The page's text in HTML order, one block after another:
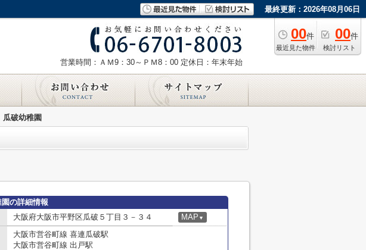
最終更新：2026年08月06日
00件
最近見た物件
00件
検討リスト
営業時間：ＡＭ9：30～ＰＭ8：00 定休日：年末年始
瓜破幼稚園
の詳細情報
大阪府大阪市平野区瓜破５丁目３－３４ MAP ▼
大阪市営谷町線 喜連瓜破駅
大阪市営谷町線 出戸駅